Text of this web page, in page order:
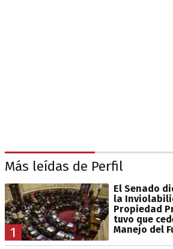
Más leídas de Perfil
1
El Senado
la
Propiedad
tuvo que
Manejo del